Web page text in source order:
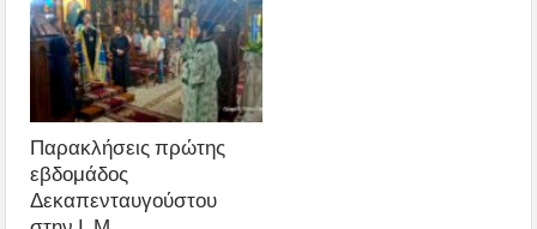
Παρακλήσεις πρώτης
εβδομάδος
Δεκαπενταυγούστου